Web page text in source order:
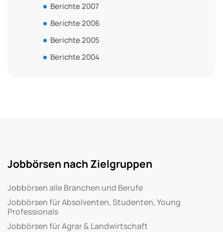
Berichte 2007
Berichte 2006
Berichte 2005
Berichte 2004
Jobbörsen nach Zielgruppen
Jobbörsen alle Branchen und Berufe
Jobbörsen für Absolventen, Studenten, Young
Professionals
Jobbörsen für Agrar & Landwirtschaft